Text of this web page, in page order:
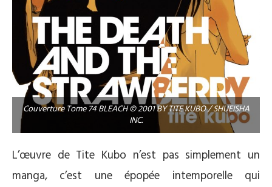
Couverture Tome 74 BLEACH © 2001 BY TITE KUBO / SHUEISHA
INC.
L’œuvre de Tite Kubo n’est pas simplement un
manga, c’est une épopée intemporelle qui